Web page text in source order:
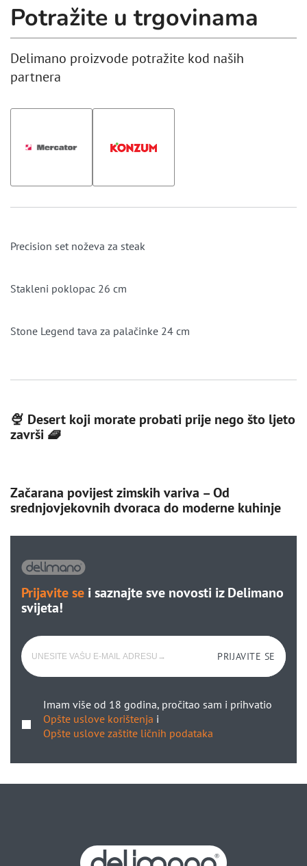
Potražite u trgovinama
Delimano proizvode potražite kod naših
partnera
Precision set noževa za steak
Stakleni poklopac 26 cm
Stone Legend tava za palačinke 24 cm
🍨 Desert koji morate probati prije nego što ljeto
završi 🧇
Začarana povijest zimskih variva – Od
srednjovjekovnih dvoraca do moderne kuhinje
Prijavite se i saznajte sve novosti iz Delimano
svijeta!
PRIJAVITE SE
Imam više od 18 godina, pročitao sam i prihvatio
Opšte uslove korištenja i
Opšte uslove zaštite ličnih podataka